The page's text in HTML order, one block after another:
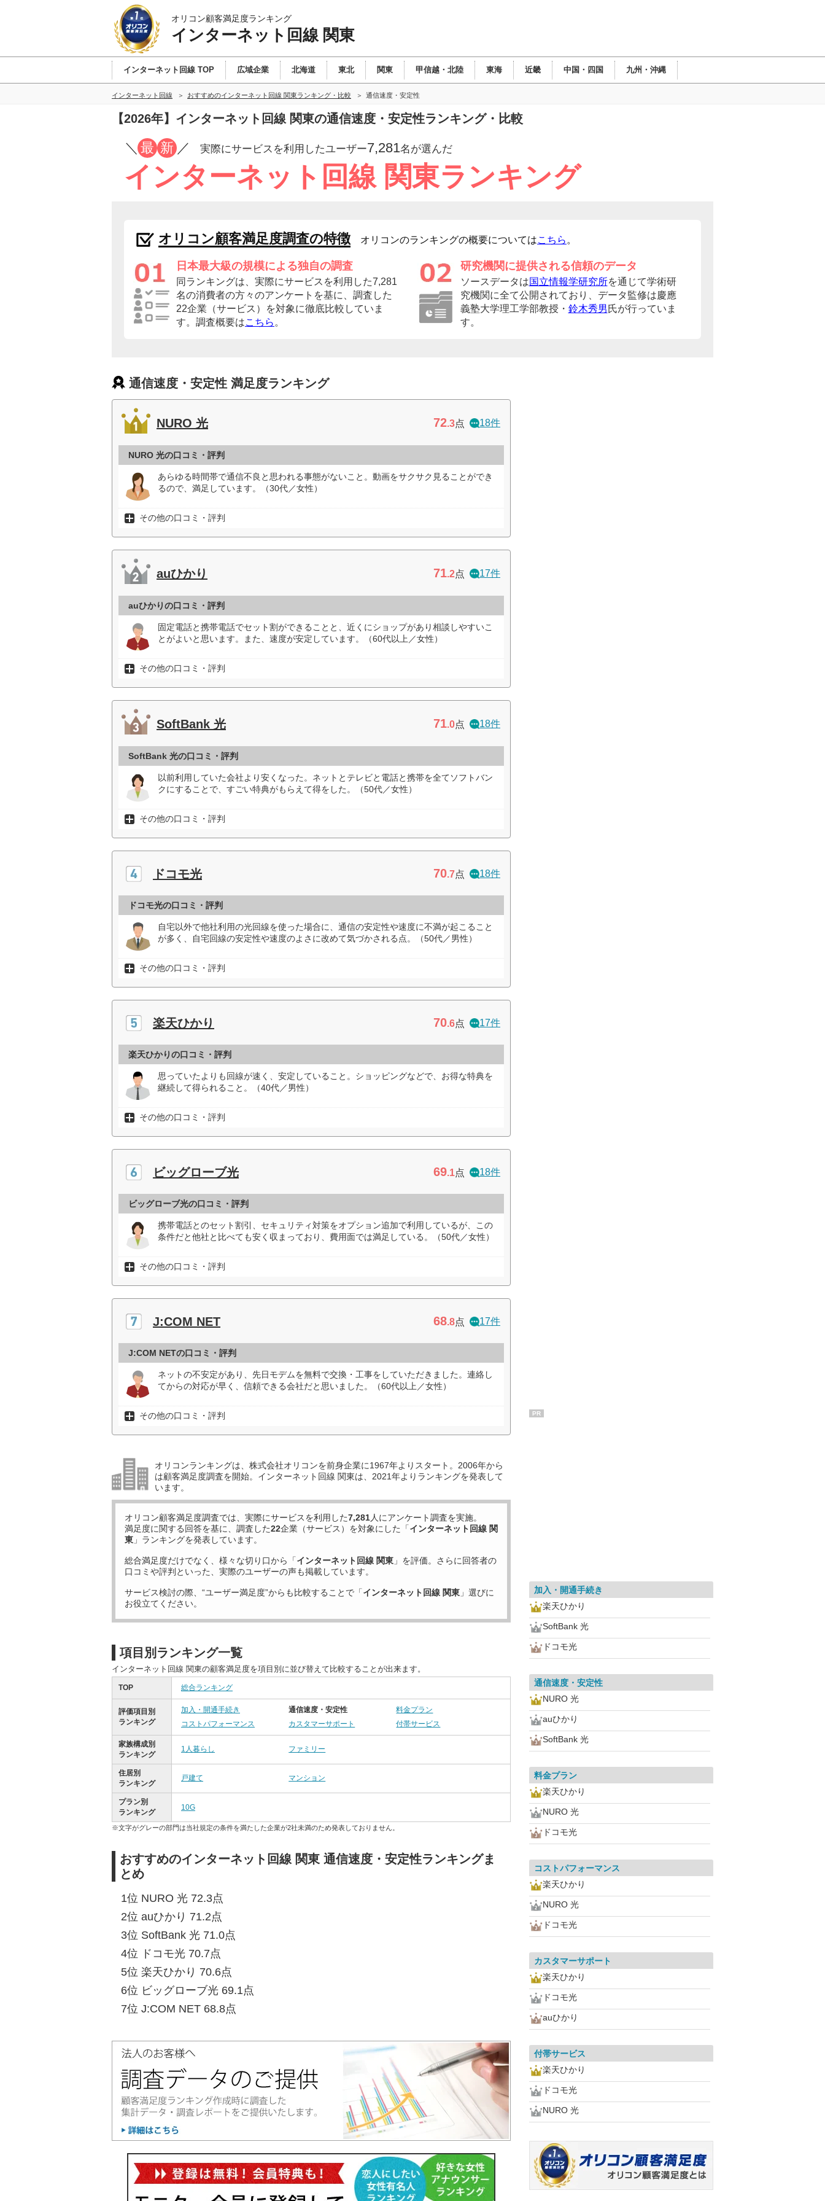
オリコン顧客満足度ランキング
インターネット回線 関東
インターネット回線 TOP 広域企業 北海道 東北 関東 甲信越・北陸 東海 近畿 中国・四国 九州・沖縄
インターネット回線 おすすめのインターネット回線 関東ランキング・比較 通信速度・安定性
【2026年】インターネット回線 関東の通信速度・安定性ランキング・比較
／ 最 新 ／ 実際にサービスを利用したユーザー7,281名が選んだ
インターネット回線 関東ランキング
オリコン顧客満足度調査の特徴 オリコンのランキングの概要についてはこちら 。
日本最大級の規模による独自の調査
同ランキングは、実際にサービスを利用した7,281
名の消費者の方々のアンケートを基に、調査した
22企業（サービス）を対象に徹底比較していま
す。調査概要はこちら 。
研究機関に提供される信頼のデータ
ソースデータは国立情報学研究所を通じて学術研
究機関に全て公開されており、データ監修は慶應
義塾大学理工学部教授・ 鈴木秀男 氏が行っていま
す。
通信速度・安定性 満足度ランキング
NURO 光 72.3点 18件
NURO 光の口コミ・評判
あらゆる時間帯で通信不良と思われる事態がないこと。動画をサクサク見ることができ
るので、満足しています。（30代／女性）
その他の口コミ・評判
auひかり 71.2点 17件
auひかりの口コミ・評判
固定電話と携帯電話でセット割ができることと、近くにショップがあり相談しやすいこ
とがよいと思います。また、速度が安定しています。（60代以上／女性）
その他の口コミ・評判
SoftBank 光 71.0点 18件
SoftBank 光の口コミ・評判
以前利用していた会社より安くなった。ネットとテレビと電話と携帯を全てソフトバン
クにすることで、すごい特典がもらえて得をした。（50代／女性）
その他の口コミ・評判
ドコモ光 70.7点 18件
ドコモ光の口コミ・評判
自宅以外で他社利用の光回線を使った場合に、通信の安定性や速度に不満が起こること
が多く、自宅回線の安定性や速度のよさに改めて気づかされる点。（50代／男性）
その他の口コミ・評判
楽天ひかり 70.6点 17件
楽天ひかりの口コミ・評判
思っていたよりも回線が速く、安定していること。ショッピングなどで、お得な特典を
継続して得られること。（40代／男性）
その他の口コミ・評判
ビッグローブ光 69.1点 18件
ビッグローブ光の口コミ・評判
携帯電話とのセット割引、セキュリティ対策をオプション追加で利用しているが、この
条件だと他社と比べても安く収まっており、費用面では満足している。（50代／女性）
その他の口コミ・評判
J:COM NET 68.8点 17件
J:COM NETの口コミ・評判
ネットの不安定があり、先日モデムを無料で交換・工事をしていただきました。連絡し
てからの対応が早く、信頼できる会社だと思いました。（60代以上／女性）
その他の口コミ・評判
オリコンランキングは、株式会社オリコンを前身企業に1967年よりスタート。2006年から
は顧客満足度調査を開始。インターネット回線 関東は、2021年よりランキングを発表して
います。
オリコン顧客満足度調査では、実際にサービスを利用した7,281人にアンケート調査を実施。
満足度に関する回答を基に、調査した22企業（サービス）を対象にした「インターネット回線 関
東 」ランキングを発表しています。
総合満足度だけでなく、様々な切り口から「インターネット回線 関東 」を評価。さらに回答者の
口コミや評判といった、実際のユーザーの声も掲載しています。
サービス検討の際、“ユーザー満足度”からも比較することで「インターネット回線 関東 」選びに
お役立てください。
項目別ランキング一覧
インターネット回線 関東の顧客満足度を項目別に並び替えて比較することが出来ます。
TOP 総合ランキング
評価項目別
ランキング
加入・開通手続き 通信速度・安定性
料金プラン
コストパフォーマンス
カスタマーサポート 付帯サービス
家族構成別
ランキング
1人暮らし ファミリー
住居別
ランキング
戸建て マンション
プラン別
ランキング
10G
※文字がグレーの部門は当社規定の条件を満たした企業が2社未満のため発表しておりません。
おすすめのインターネット回線 関東 通信速度・安定性ランキングま
とめ
1位 NURO 光 72.3点
2位 auひかり 71.2点
3位 SoftBank 光 71.0点
4位 ドコモ光 70.7点
5位 楽天ひかり 70.6点
6位 ビッグローブ光 69.1点
7位 J:COM NET 68.8点
PR
加入・開通手続き
楽天ひかり
SoftBank 光
ドコモ光
通信速度・安定性
NURO 光
auひかり
SoftBank 光
料金プラン
楽天ひかり
NURO 光
ドコモ光
コストパフォーマンス
楽天ひかり
NURO 光
ドコモ光
カスタマーサポート
楽天ひかり
ドコモ光
auひかり
付帯サービス
楽天ひかり
ドコモ光
NURO 光